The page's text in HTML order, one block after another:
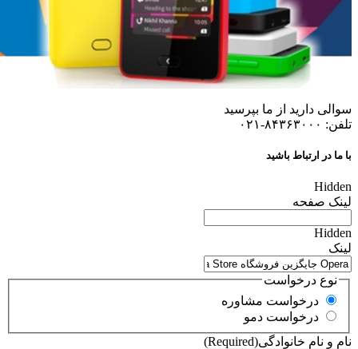
سوالی دارید از ما بپرسید
تلفن: ۸۴۳۶۳۰۰۰-۰۲۱
با ما در ارتباط باشید
Hidden
لینک صفحه
Hidden
لینک
نوع درخواست
درخواست مشاوره
درخواست دمو
نام و نام خانوادگی(Required)